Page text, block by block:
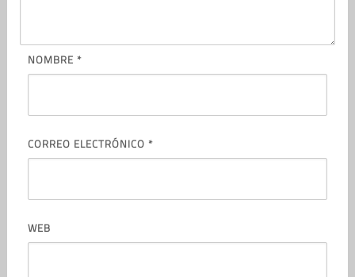
NOMBRE *
CORREO ELECTRÓNICO *
WEB